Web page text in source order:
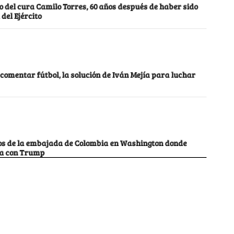
cura Camilo Torres, 60 años después de haber sido
Ejército
fútbol, la solución de Iván Mejía para luchar
de la embajada de Colombia en Washington donde
con Trump